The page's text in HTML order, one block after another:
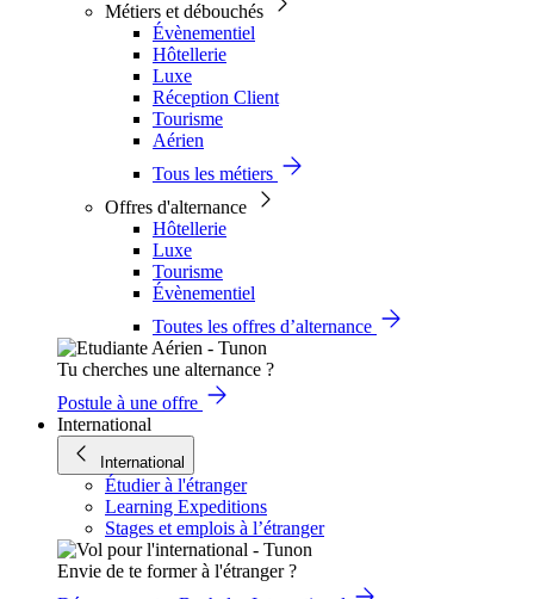
Métiers et débouchés
Évènementiel
Hôtellerie
Luxe
Réception Client
Tourisme
Aérien
Tous les métiers
Offres d'alternance
Hôtellerie
Luxe
Tourisme
Évènementiel
Toutes les offres d’alternance
Tu cherches une alternance ?
Postule à une offre
International
International
Étudier à l'étranger
Learning Expeditions
Stages et emplois à l’étranger
Envie de te former à l'étranger ?